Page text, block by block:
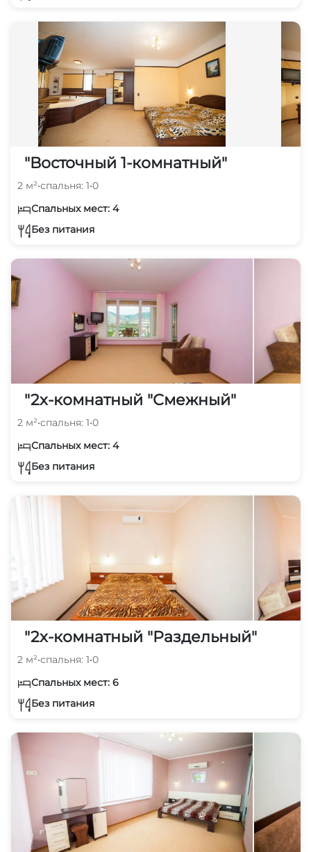
"Восточный 1-комнатный"
2 м²•спальня: 1•0
Спальных мест: 4
Без питания
"2х-комнатный "Смежный"
2 м²•спальня: 1•0
Спальных мест: 4
Без питания
"2х-комнатный "Раздельный"
2 м²•спальня: 1•0
Спальных мест: 6
Без питания